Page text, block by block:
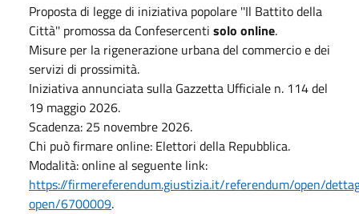
Proposta di legge di iniziativa popolare ''Il Battito della
Città'' promossa da Confesercenti solo online.
Misure per la rigenerazione urbana del commercio e dei
servizi di prossimità.
Iniziativa annunciata sulla Gazzetta Ufficiale n. 114 del
19 maggio 2026.
Scadenza: 25 novembre 2026.
Chi può firmare online: Elettori della Repubblica.
Modalità: online al seguente link:
https://firmereferendum.giustizia.it/referendum/open/
open/6700009.